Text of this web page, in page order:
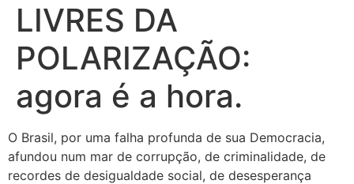
LIVRES DA
POLARIZAÇÃO:
agora é a hora.
O Brasil, por uma falha profunda de sua Democracia,
afundou num mar de corrupção, de criminalidade, de
recordes de desigualdade social, de desesperança